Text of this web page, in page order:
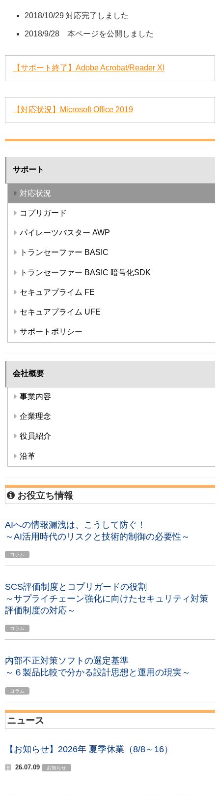
2018/10/29 対応完了しました
2018/9/28 本ページを公開しました
【サポート終了】Adobe Acrobat/Reader XI
【対応状況】Microsoft Office 2019
サポート
対応状況
コプリガード
パイレーツバスター AWP
トランセーファー BASIC
トランセーファー BASIC 暗号化SDK
セキュアプライム FE
セキュアプライム UFE
サポートポリシー
会社概要
事業内容
企業理念
役員紹介
沿革
お役立ち情報
AIへの情報漏洩は、こうして防ぐ！
～AI活用時代のリスクと技術的制御の必要性～
コラム
SCS評価制度とコプリガードの役割
～サプライチェーン強化に向けたセキュリティ対策
評価制度の対応～
コラム
内部不正対策ソフトの選定基準
～６製品比較で分かる設計思想と運用の現実～
コラム
ニュース
【お知らせ】2026年 夏季休業（8/8～16）
26.07.09 お知らせ